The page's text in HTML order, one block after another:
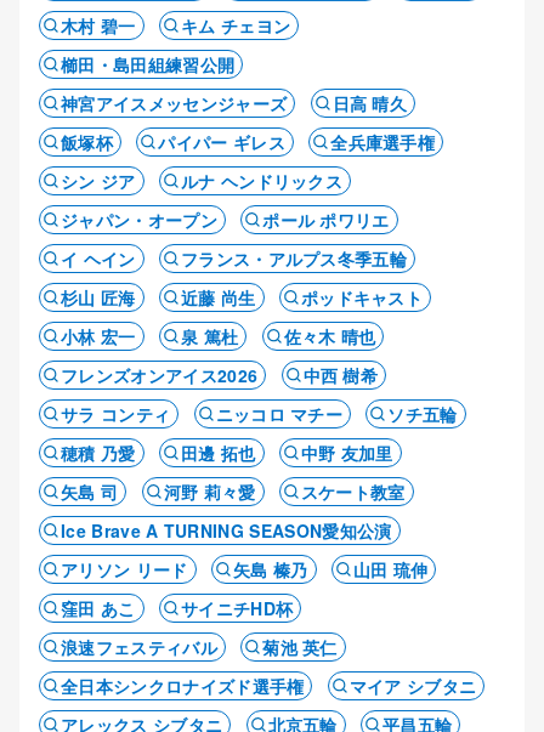
木村 碧一
キム チェヨン
櫛田・島田組練習公開
神宮アイスメッセンジャーズ
日高 晴久
飯塚杯
パイパー ギレス
全兵庫選手権
シン ジア
ルナ ヘンドリックス
ジャパン・オープン
ポール ポワリエ
イ ヘイン
フランス・アルプス冬季五輪
杉山 匠海
近藤 尚生
ポッドキャスト
小林 宏一
泉 篤杜
佐々木 晴也
フレンズオンアイス2026
中西 樹希
サラ コンティ
ニッコロ マチー
ソチ五輪
穂積 乃愛
田邊 拓也
中野 友加里
矢島 司
河野 莉々愛
スケート教室
Ice Brave A TURNING SEASON愛知公演
アリソン リード
矢島 榛乃
山田 琉伸
窪田 あこ
サイニチHD杯
浪速フェスティバル
菊池 英仁
全日本シンクロナイズド選手権
マイア シブタニ
アレックス シブタニ
北京五輪 平昌五輪